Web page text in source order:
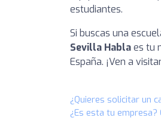
estudiantes.
Si buscas una
Sevilla Hablaes tu
España. ¡Ven a
¿Quieres solicitar un
¿Es esta tu